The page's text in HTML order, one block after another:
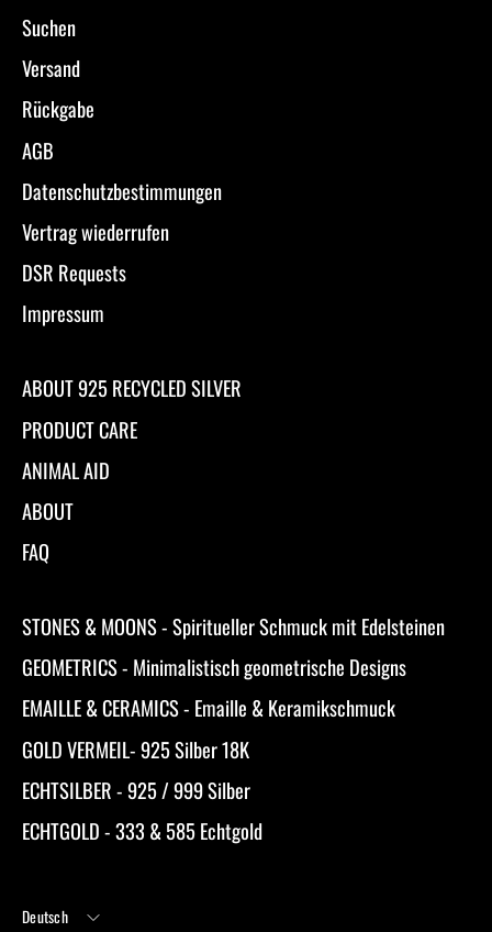
Suchen
Versand
Rückgabe
AGB
Datenschutzbestimmungen
Vertrag wiederrufen
DSR Requests
Impressum
ABOUT 925 RECYCLED SILVER
PRODUCT CARE
ANIMAL AID
ABOUT
FAQ
STONES & MOONS - Spiritueller Schmuck mit Edelsteinen
GEOMETRICS - Minimalistisch geometrische Designs
EMAILLE & CERAMICS - Emaille & Keramikschmuck
GOLD VERMEIL- 925 Silber 18K
ECHTSILBER - 925 / 999 Silber
ECHTGOLD - 333 & 585 Echtgold
Sprache
Deutsch